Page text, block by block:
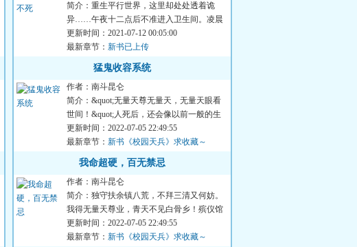
简介：重生平行世界，这里却处处透着诡
异……午夜十二点后不准进入卫生间。凌晨
两点准时响起敲门声。一个...
更新时间：2021-07-12 00:05:00
最新章节： 新书已上传
猛鬼收容系统
作者：南斗昆仑
简介：&quot;无量天尊无量天，无量天眼看
世间！&quot;人死后，还会像以前一般的生
活，起初还有良知，游荡...
更新时间：2022-07-05 22:49:55
最新章节： 新书《校园天兵》求收藏～
我命超硬，百无禁忌
作者：南斗昆仑
简介：独守扶余镇八荒，不拜三清又何妨。
我得无量天尊业，青天不见白骨乡！殡仪馆
小工的崛起纪实。（昆仑...
更新时间：2022-07-05 22:49:55
最新章节： 新书《校园天兵》求收藏～